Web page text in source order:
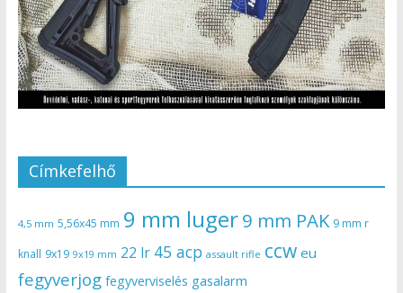
Címkefelhő
4,5 mm 5,56x45 mm 9 mm luger9 mm PAK 9 mm r
knall 9x19 9x19 mm 22 lr 45 acp assault rifle ccw eu
fegyverjog fegyverviselés gasalarm